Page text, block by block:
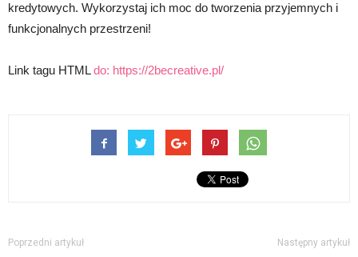
kredytowych. Wykorzystaj ich moc do tworzenia przyjemnych i
funkcjonalnych przestrzeni!
Link tagu HTMLdo: https://2becreative.pl/
Poprzedni artykuł Następny artykuł